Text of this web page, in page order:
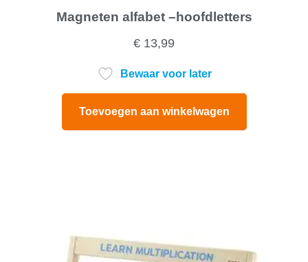
Magneten alfabet –hoofdletters
€ 13,99
Bewaar voor later
Toevoegen aan winkelwagen